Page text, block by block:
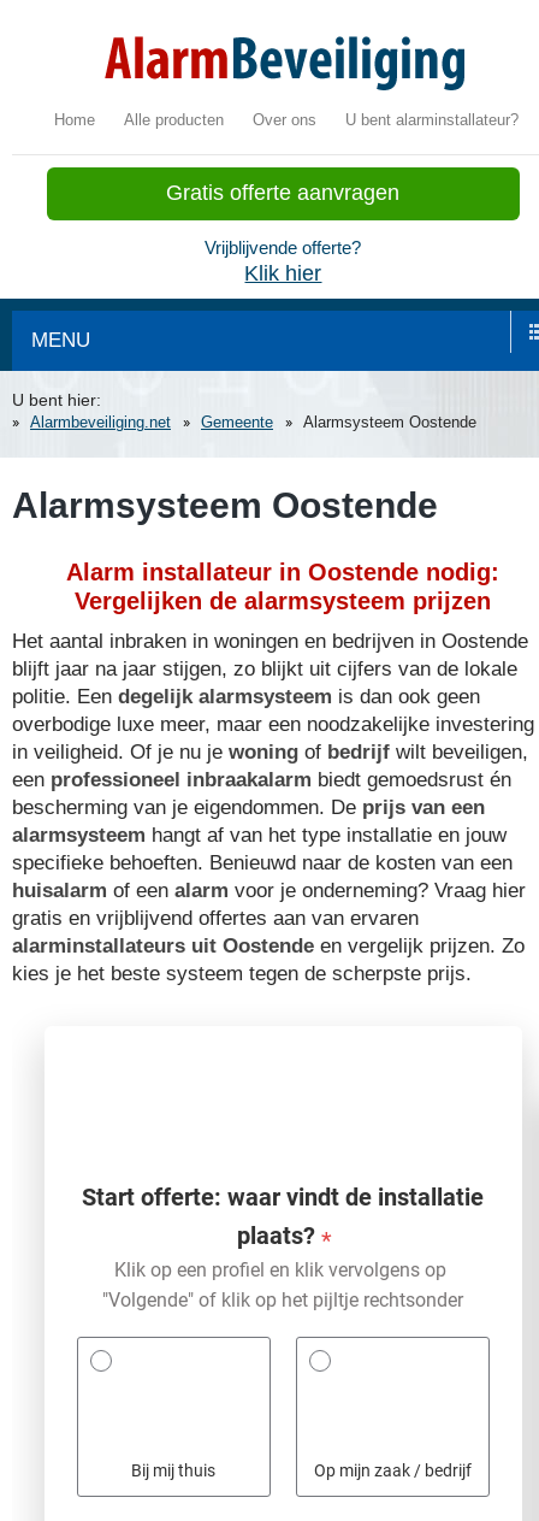
Home Alle producten Over ons U bent alarminstallateur?
Gratis offerte aanvragen
Vrijblijvende offerte?
Klik hier
MENU
U bent hier:
Alarmbeveiliging.net
Gemeente Alarmsysteem Oostende
Alarmsysteem Oostende
Alarm installateur in Oostende nodig:
Vergelijken de alarmsysteem prijzen
Het aantal inbraken in woningen en bedrijven in Oostende
blijft jaar na jaar stijgen, zo blijkt uit cijfers van de lokale
politie. Een degelijk alarmsysteem is dan ook geen
overbodige luxe meer, maar een noodzakelijke investering
in veiligheid. Of je nu je woning of bedrijf wilt beveiligen,
een professioneel inbraakalarm biedt gemoedsrust én
bescherming van je eigendommen. De prijs van een
alarmsysteem hangt af van het type installatie en jouw
specifieke behoeften. Benieuwd naar de kosten van een
huisalarm of een alarm voor je onderneming? Vraag hier
gratis en vrijblijvend offertes aan van ervaren
alarminstallateurs uit Oostende en vergelijk prijzen. Zo
kies je het beste systeem tegen de scherpste prijs.